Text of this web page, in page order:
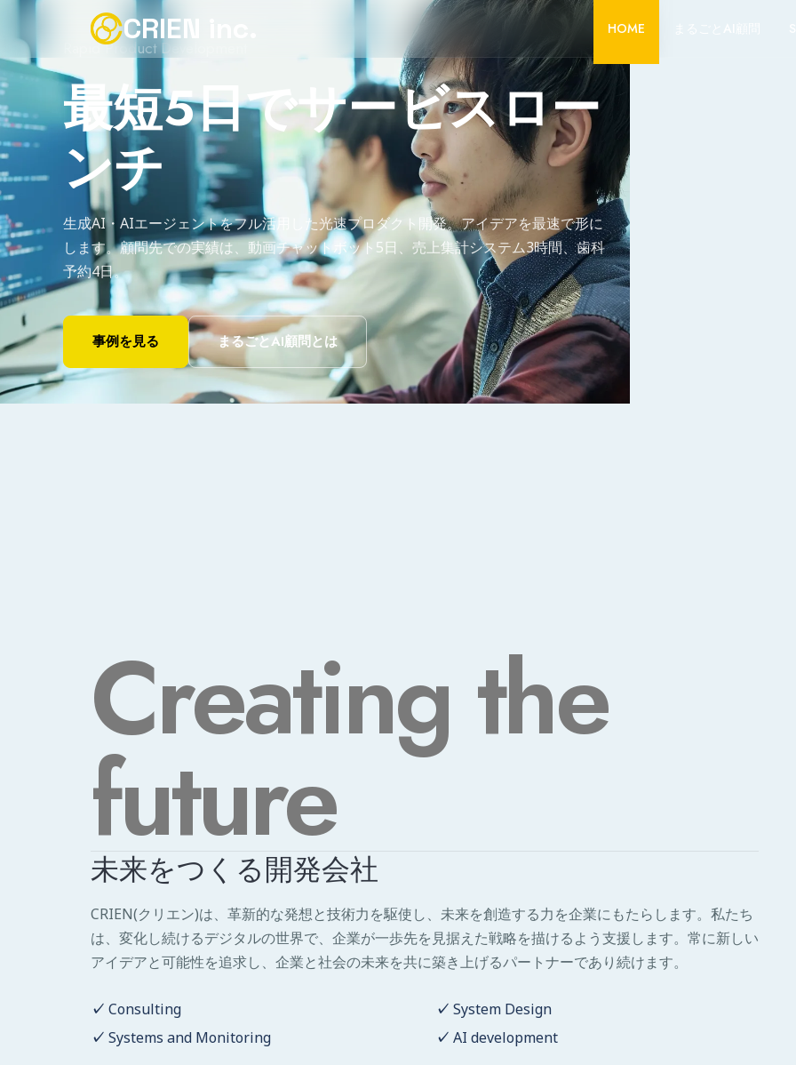
CRIEN inc. HOME
AI & Technical Advisory
AI顧問・技術顧問 実績
20社以上
経営会議に入り、AI戦略を一緒に決める。考えるだけでなく、自ら手を動かして実装
できる顧問です。戦略から実行まで「まるごと」支援します。
無料相談する まるごとAI顧問とは
Creating the
future
未来をつくる開発会社
CRIEN(クリエン)は、革新的な発想と技術力を駆使し、未来を創造する力を企業にもたらします。私たち
は、変化し続けるデジタルの世界で、企業が一歩先を見据えた戦略を描けるよう支援します。常に新しい
アイデアと可能性を追求し、企業と社会の未来を共に築き上げるパートナーであり続けます。
Consulting
Systems and Monitoring
System Design
AI development